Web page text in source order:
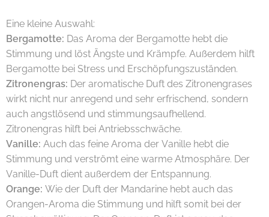
Eine kleine Auswahl:
Bergamotte: Das Aroma der Bergamotte hebt die
Stimmung und löst Ängste und Krämpfe. Außerdem hilft
Bergamotte bei Stress und Erschöpfungszuständen.
Zitronengras: Der aromatische Duft des Zitronengrases
wirkt nicht nur anregend und sehr erfrischend, sondern
auch angstlösend und stimmungsaufhellend.
Zitronengras hilft bei Antriebsschwäche.
Vanille: Auch das feine Aroma der Vanille hebt die
Stimmung und verströmt eine warme Atmosphäre. Der
Vanille-Duft dient außerdem der Entspannung.
Orange: Wie der Duft der Mandarine hebt auch das
Orangen-Aroma die Stimmung und hilft somit bei der